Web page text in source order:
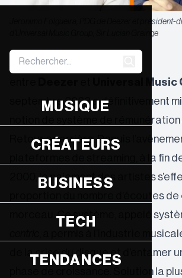
MUSIQUE
CRÉATEURS
BUSINESS
TECH
TENDANCES
Jeronimo Folgueira, PDG de Deezer et président-
d'Universal Music Group, Sir Lucian Grainge
La signature d’un accord
Universal Music
septembre 2023 a définitivement
notion de système de rémunération
Retour en arrière. Depuis
plateformes de streaming, à la fin
2000, le paiement des artistes
proportion du nombre d’écoutes
morceau. Ce système, appelé
, a permis à l’industrie
de la crise du disque et d’entamer
phase de croissance. Solution la